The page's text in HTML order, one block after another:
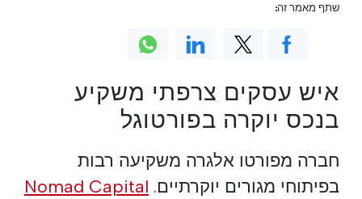
איש עסקים צרפתי משקיע
בנכס יוקרה בפורטוגל
חברה מפורטו אלגרה משקיעה רבות
בפיתוחי מגורים יוקרתיים. Nomad Capital
שתף מאמר זה: